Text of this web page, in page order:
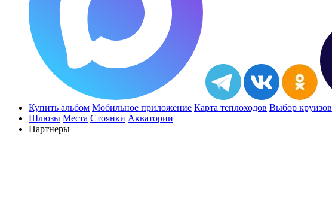
Купить альбом Мобильное приложение Карта теплоходов Выбор круизов
Шлюзы Места Стоянки Акватории
Партнеры